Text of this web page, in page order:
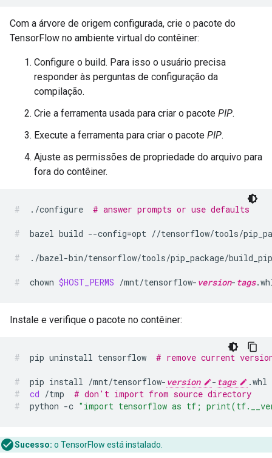
Com a árvore de origem configurada, crie o pacote do
TensorFlow no ambiente virtual do contêiner:
Configure o build. Para isso o usuário precisa
responder às perguntas de configuração da
compilação.
Crie a ferramenta usada para criar o pacote PIP.
Execute a ferramenta para criar o pacote PIP.
Ajuste as permissões de propriedade do arquivo para
fora do contêiner.
./configure # answer prompts or use defaults
bazel build --config=opt //tensorflow/tools/
./bazel-bin/tensorflow/tools/pip_package/
chown $HOST_PERMS /mnt/tensorflow- version- tags
Instale e verifique o pacote no contêiner:
pip uninstall tensorflow # remove current
pip install /mnt/tensorflow- version - tags
.whl
cd /tmp
# don't import from source directory
python -c "import tensorflow as tf;
Sucesso: o TensorFlow está instalado.